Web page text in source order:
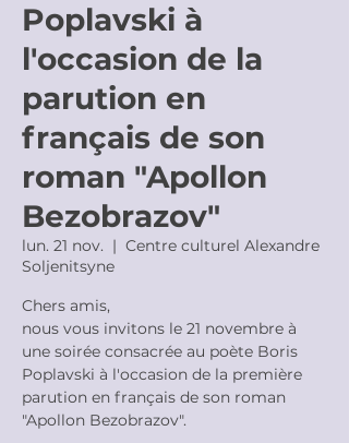
Poplavski à
l'occasion de la
parution en
français de son
roman "Apollon
Bezobrazov"
lun. 21 nov.
  |
Centre culturel Alexandre
Soljenitsyne
Chers amis,
nous vous invitons le 21 novembre à
une soirée consacrée au poète Boris
Poplavski à l'occasion de la première
parution en français de son roman
"Apollon Bezobrazov".